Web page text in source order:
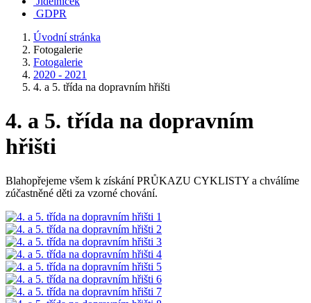
GDPR
Úvodní stránka
Fotogalerie
Fotogalerie
2020 - 2021
4. a 5. třída na dopravním hřišti
4. a 5. třída na dopravním
hřišti
Blahopřejeme všem k získání PRŮKAZU CYKLISTY a chválíme
zúčastněné děti za vzorné chování.